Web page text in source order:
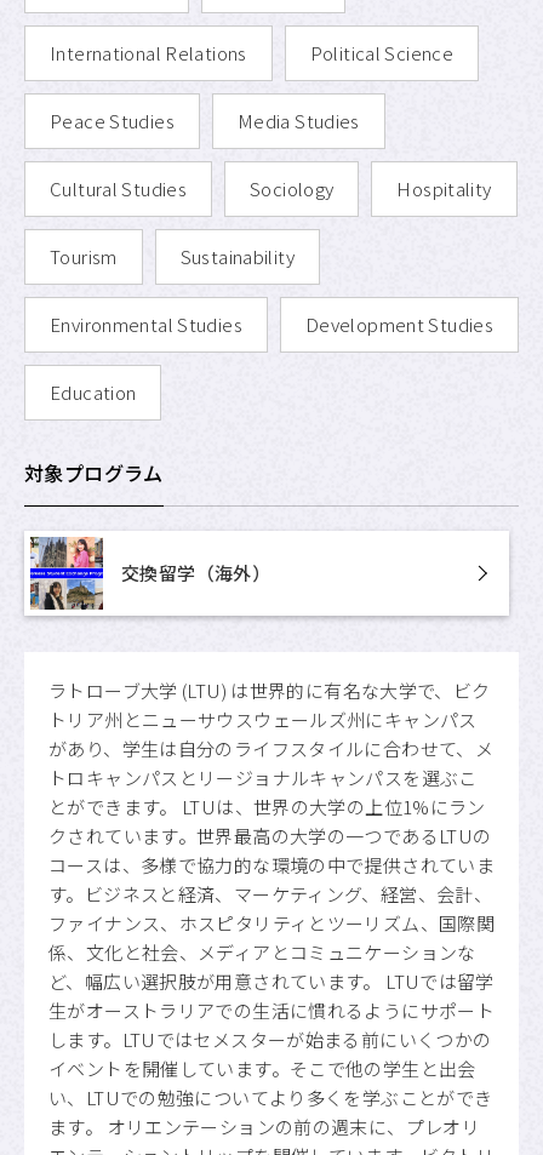
International Relations Political Science
Peace Studies Media Studies
Cultural Studies Sociology Hospitality
Tourism Sustainability
Environmental Studies Development Studies
Education
対象プログラム
交換留学（海外）
ラトローブ大学 (LTU) は世界的に有名な大学で、ビク
トリア州とニューサウスウェールズ州にキャンパス
があり、学生は自分のライフスタイルに合わせて、メ
トロキャンパスとリージョナルキャンパスを選ぶこ
とができます。 LTUは、世界の大学の上位1%にラン
クされています。世界最高の大学の一つであるLTUの
コースは、多様で協力的な環境の中で提供されていま
す。ビジネスと経済、マーケティング、経営、会計、
ファイナンス、ホスピタリティとツーリズム、国際関
係、文化と社会、メディアとコミュニケーションな
ど、幅広い選択肢が用意されています。 LTUでは留学
生がオーストラリアでの生活に慣れるようにサポート
します。LTUではセメスターが始まる前にいくつかの
イベントを開催しています。そこで他の学生と出会
い、LTUでの勉強についてより多くを学ぶことができ
ます。 オリエンテーションの前の週末に、プレオリ